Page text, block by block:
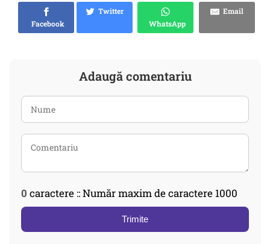
Facebook
Twitter
WhatsApp
Email
Adaugă comentariu
0 caractere :: Număr maxim de caractere 1000
Trimite